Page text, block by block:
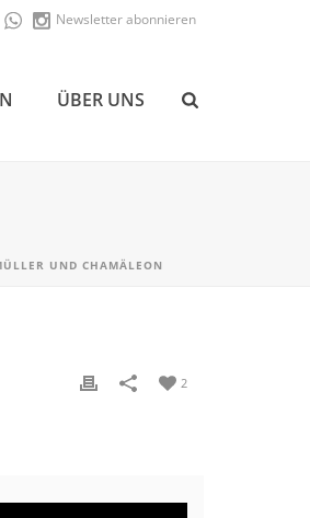
Newsletter abonnieren
ÜBER UNS
UND CHAMÄLEON
2